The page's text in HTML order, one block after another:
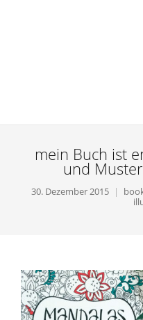
mein Buch ist
und
30. Dezember 2015